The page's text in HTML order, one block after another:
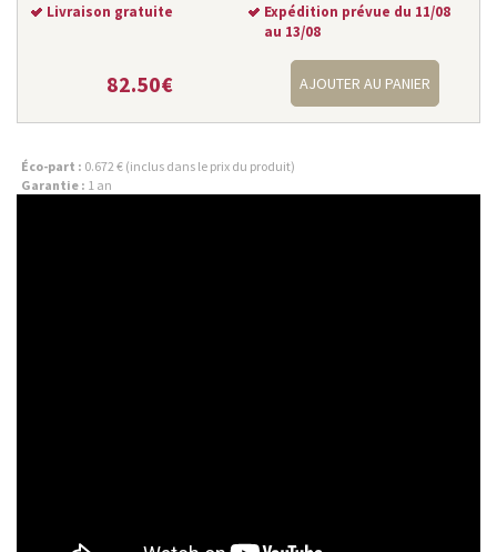
Livraison gratuite
Expédition prévue du 11/08
au 13/08
82.50€ AJOUTER AU PANIER
Éco-part : 0.672 € (inclus dans le prix du produit)
Garantie : 1 an